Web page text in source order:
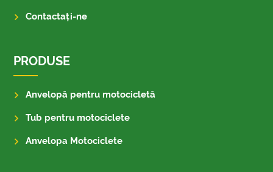
Contactaţi-ne
PRODUSE
Anvelopă pentru motocicletă
Tub pentru motociclete
Anvelopa Motociclete